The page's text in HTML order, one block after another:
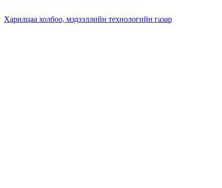
Харилцаа холбоо, мэдээллийн технологийн газар